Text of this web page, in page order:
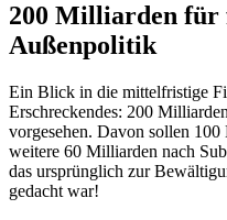
200 Milliarden für
Außenpolitik
Ein Blick in die mittelfristige
Erschreckendes: 200
vorgesehen. Davon sollen
weitere 60 Milliarden nach
das ursprünglich zur
gedacht war!